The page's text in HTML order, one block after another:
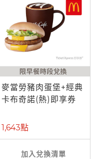
麥當勞豬肉蛋堡+經典
卡布奇諾(熱)即享券
1,643點
加入兌換清單